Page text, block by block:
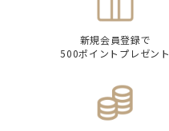
新規会員登録で
500ポイントプレゼント